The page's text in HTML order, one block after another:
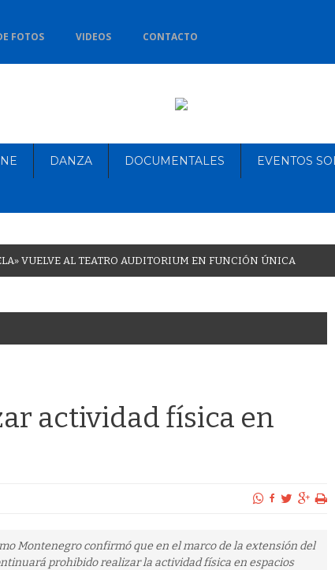
FOTOS VIDEOS CONTACTO
DANZA DOCUMENTALES EVENTOS
LA» VUELVE AL TEATRO AUDITORIUM EN FUNCIÓN ÚNICA
actividad física en
Montenegro confirmó que en el marco de la extensión del
prohibido realizar la actividad física en espacios